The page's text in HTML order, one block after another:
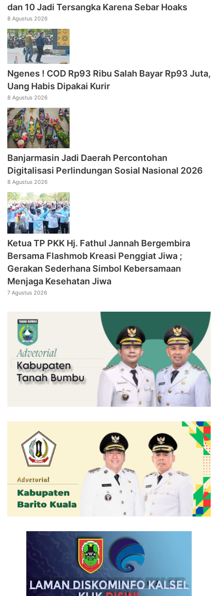
dan 10 Jadi Tersangka Karena Sebar Hoaks
8 Agustus 2026
Ngenes ! COD Rp93 Ribu Salah Bayar Rp93 Juta,
Uang Habis Dipakai Kurir
8 Agustus 2026
Banjarmasin Jadi Daerah Percontohan
Digitalisasi Perlindungan Sosial Nasional 2026
8 Agustus 2026
‎Ketua TP PKK Hj. Fathul Jannah Bergembira
Bersama Flashmob Kreasi Penggiat Jiwa ;
Gerakan Sederhana Simbol Kebersamaan
Menjaga Kesehatan Jiwa
7 Agustus 2026